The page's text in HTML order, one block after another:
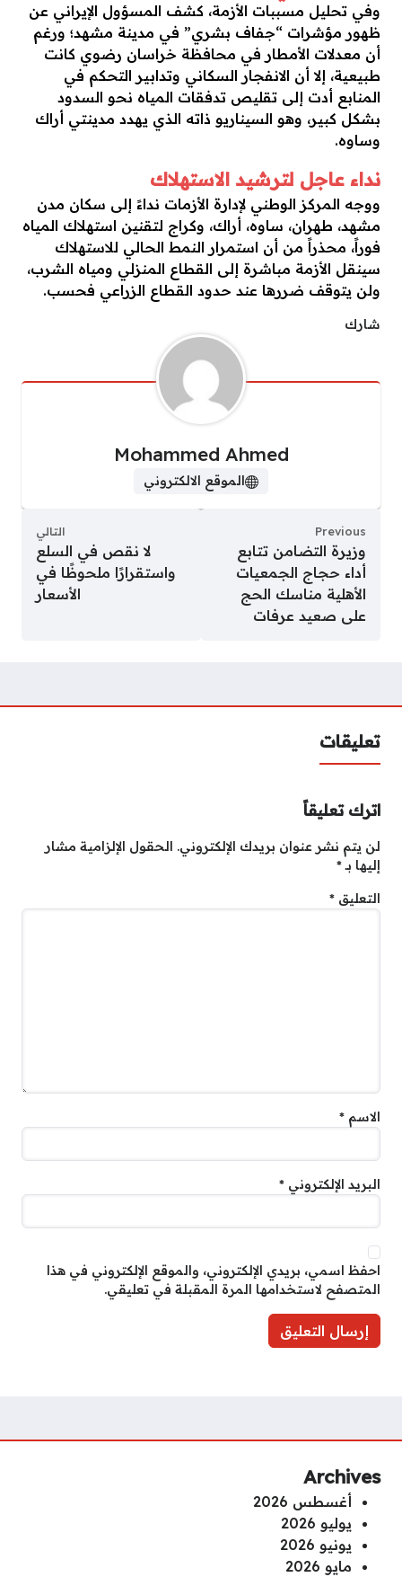
​وفي تحليل مسببات الأزمة، كشف المسؤول الإيراني عن
ظهور مؤشرات “جفاف بشري” في مدينة مشهد؛ ورغم
أن معدلات الأمطار في محافظة خراسان رضوي كانت
طبيعية، إلا أن الانفجار السكاني وتدابير التحكم في
المنابع أدت إلى تقليص تدفقات المياه نحو السدود
بشكل كبير، وهو السيناريو ذاته الذي يهدد مدينتي أراك
وساوه.
​نداء عاجل لترشيد الاستهلاك
ووجه المركز الوطني لإدارة الأزمات نداءً إلى سكان مدن
مشهد، طهران، ساوه، أراك، وكراج لتقنين استهلاك المياه
فوراً، محذراً من أن استمرار النمط الحالي للاستهلاك
سينقل الأزمة مباشرة إلى القطاع المنزلي ومياه الشرب،
ولن يتوقف ضررها عند حدود القطاع الزراعي فحسب.
شارك
Mohammed Ahmed
الموقع الالكتروني
Previous
وزيرة التضامن تتابع
أداء حجاج الجمعيات
الأهلية مناسك الحج
على صعيد عرفات
التالي
لا نقص في السلع
واستقرارًا ملحوظًا في
الأسعار
تعليقات
اترك تعليقاً
لن يتم نشر عنوان بريدك الإلكتروني. الحقول الإلزامية مشار
إليها بـ*
التعليق *
الاسم *
البريد الإلكتروني *
احفظ اسمي، بريدي الإلكتروني، والموقع الإلكتروني في هذا
المتصفح لاستخدامها المرة المقبلة في تعليقي.
Archives
أغسطس 2026
يوليو 2026
يونيو 2026
مايو 2026